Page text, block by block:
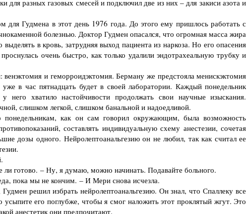
для разных газовых смесей и подключил две из них – для закиси азота и
Гудмена в этот день 1976 года. До этого ему пришлось работать с
болезнью. Доктор Гудмен опасался, что огромная масса жира
в кровь, затрудняя выход пациента из наркоза. Но его опасения
очень быстро, как только удалили эндотрахеальную трубку и
и геморроидэктомия. Берману же предстояла менискэктомия
в час пятнадцать будет в своей лаборатории. Каждый понедельник
него хватило настойчивости продолжать свои научные изыскания.
слишком легкой, слишком банальной и надоедливой.
как он сам говорил окружающим, была возможность
составлять индивидуальную схему анестезии, сочетая
дозы одного. Нейролептоанальгезию он не любил, так как считал ее
готово. – Ну, я думаю, можно начинать. Подавайте больного.
пока мы не кончим. – И Мери снова исчезла.
решил избрать нейролептоанальгезию. Он знал, что Спаллеку все
его поглубже, чтобы я смог наложить этот проклятый жгут. Это
анестетик они предпочитают.